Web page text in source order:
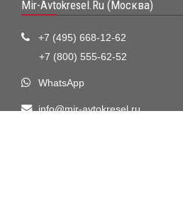
Mir-Avtokresel.Ru (Москва)
+7 (495) 668-12-62
+7 (800) 555-62-52
WhatsApp
info@mir-avtokresel.ru